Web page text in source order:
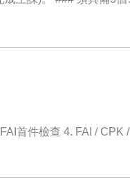
首件檢查 4. FAI / CPK /